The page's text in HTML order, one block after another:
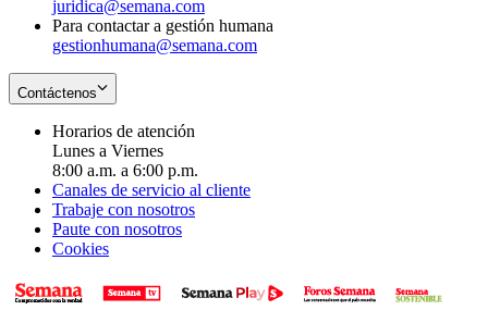
juridica@semana.com
Para contactar a gestión humana
gestionhumana@semana.com
Contáctenos
Horarios de atención
Lunes a Viernes
8:00 a.m. a 6:00 p.m.
Canales de servicio al cliente
Trabaje con nosotros
Paute con nosotros
Cookies